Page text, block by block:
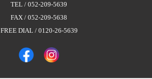
TEL / 052-209-5639
FAX / 052-209-5638
FREE DIAL / 0120-26-5639